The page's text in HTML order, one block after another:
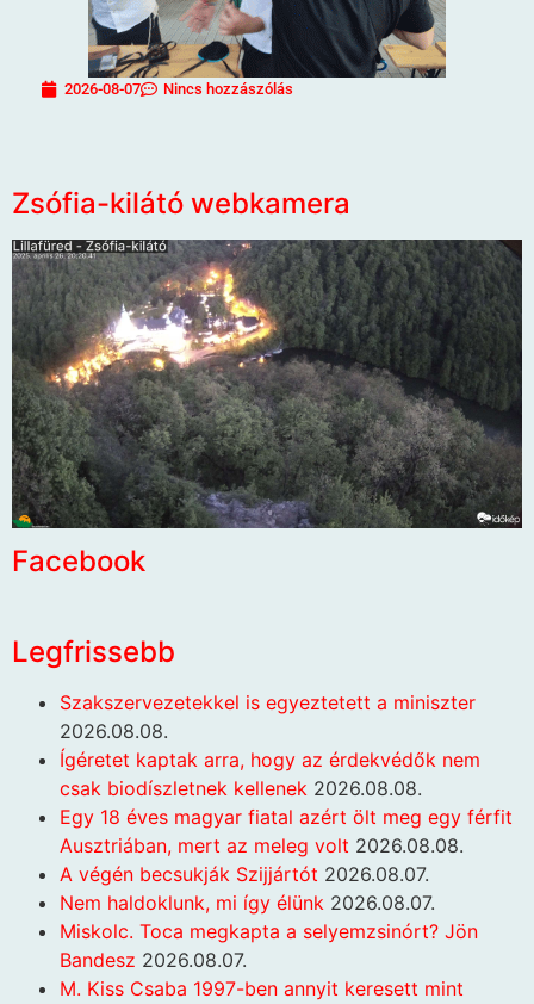
2026-08-07 Nincs hozzászólás
Zsófia-kilátó webkamera
Facebook
Legfrissebb
Szakszervezetekkel is egyeztetett a miniszter
2026.08.08.
Ígéretet kaptak arra, hogy az érdekvédők nem
csak biodíszletnek kellenek 2026.08.08.
Egy 18 éves magyar fiatal azért ölt meg egy férfit
Ausztriában, mert az meleg volt 2026.08.08.
A végén becsukják Szijjártót 2026.08.07.
Nem haldoklunk, mi így élünk 2026.08.07.
Miskolc. Toca megkapta a selyemzsinórt? Jön
Bandesz 2026.08.07.
M. Kiss Csaba 1997-ben annyit keresett mint